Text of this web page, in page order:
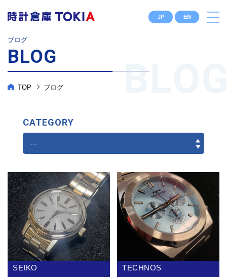
JP EN
ブログ
BLOG
TOP ブログ
CATEGORY
SEIKO
TECHNOS